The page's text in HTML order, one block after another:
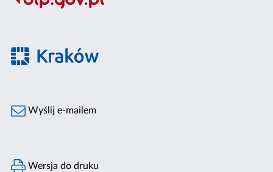
Wyślij e-mailem
Wersja do druku